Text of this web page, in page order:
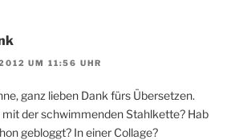
UM 11:56 UHR
ganz lieben Dank fürs Übersetzen.
der schwimmenden Stahlkette? Hab
gebloggt? In einer Collage?